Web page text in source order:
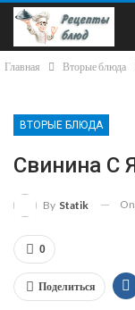
Главная Вторые блюда
ВТОРЫЕ БЛЮДА
Свинина С
By Statik On
0
Поделиться